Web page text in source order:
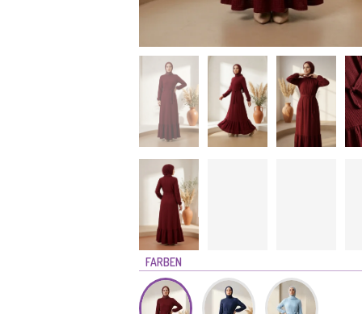
FARBEN